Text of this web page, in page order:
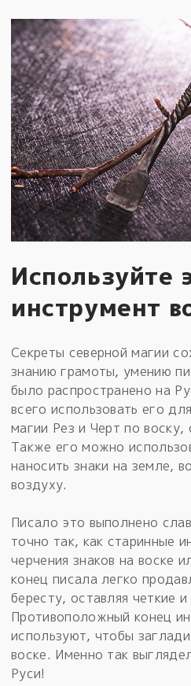
Используйте
инструмент
Секреты северной магии
знанию грамоты, умению
было распространено на
всего использовать его
магии Рез и Черт по воску,
Также его можно
наносить знаки на земле,
воздуху.
Писало это выполнено
точно так, как старинные
черчения знаков на воске
конец писала легко
бересту, оставляя четкие
Противоположный конец
используют, чтобы
воске. Именно так
Руси!